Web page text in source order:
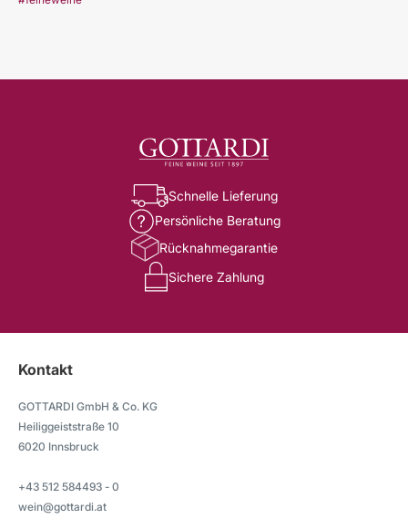
Schnelle Lieferung
Persönliche Beratung
Rücknahmegarantie
Sichere Zahlung
Kontakt
GOTTARDI GmbH & Co. KG
Heiliggeiststraße 10
6020 Innsbruck
+43 512 584493 - 0
wein@gottardi.at